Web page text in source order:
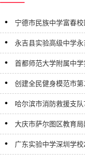
宁德市民族中学富春
永吉县实验高级中学
首都师范大学附属中
创建全民健身模范市
哈尔滨市消防救援支
大庆市萨尔图区教育
广东实验中学深圳学